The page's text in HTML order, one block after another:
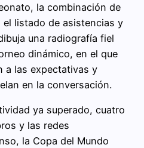
la combinación de
el listado de asistencias y
una radiografía fiel
dinámico, en el que
a las expectativas y
en la conversación.
ya superado, cuatro
y las redes
la Copa del Mundo